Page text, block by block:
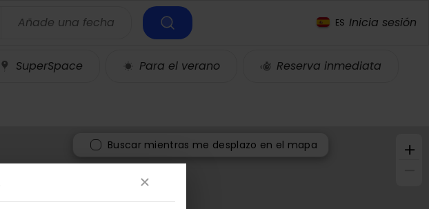
Añade una fecha ES Inicia sesión
SuperSpace Para el verano Reserva inmediata
Buscar mientras me desplazo en el mapa
+